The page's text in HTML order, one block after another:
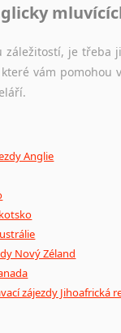
je
vám
Anglie
Nový Zéland
zájezdy Jihoafrická